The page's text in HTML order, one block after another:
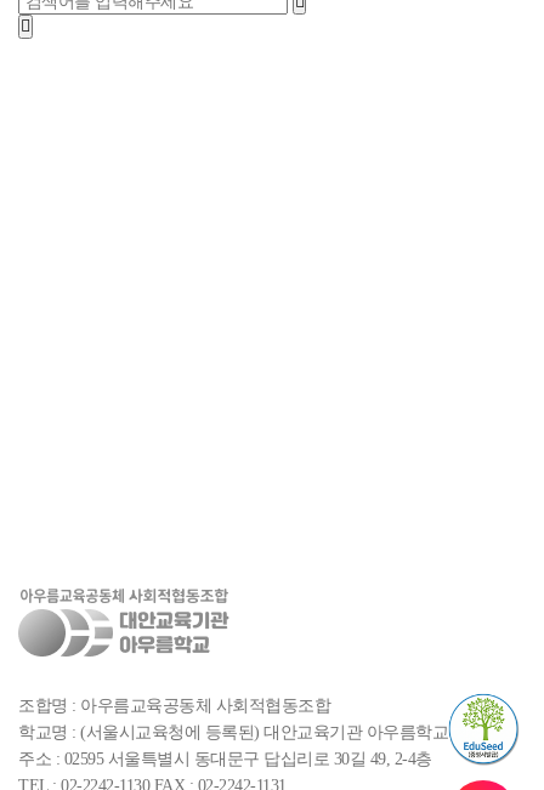
조합명 : 아우름교육공동체 사회적협동조합
학교명 : (서울시교육청에 등록된) 대안교육기관 아우름학교
주소 : 02595 서울특별시 동대문구 답십리로 30길 49, 2-4층
TEL : 02-2242-1130 FAX : 02-2242-1131